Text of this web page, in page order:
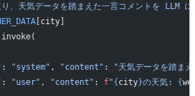
、天気データを踏まえた一言コメントを LLM
[city]
: "system" , "content" :
"天気データを踏ま
: "user" , "content" : f"{ city}の天気: {